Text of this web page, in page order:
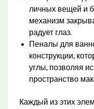
личных вещей и
механизм
радует глаз.
Пеналы для
конструкции,
углы, позволяя
пространство
Каждый из этих